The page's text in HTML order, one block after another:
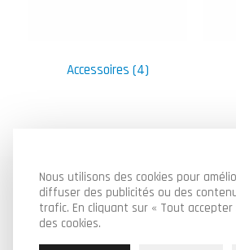
Nous utilisons des cookies pour
diffuser des publicités ou des
trafic. En cliquant sur « Tout
des cookies.
Accessoires (4)
Piraux Valentin & Fils SRL
Route de Florennes 95B, 6280